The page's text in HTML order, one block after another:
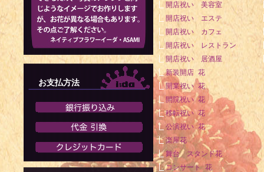
開店祝い 美容室
開店祝い エステ
開店祝い カフェ
開店祝い レストラン
開店祝い 居酒屋
新装開店 花
開業祝い 花
開院祝い 花
移転祝い 花
公演祝い 花
楽屋花
舞台 スタンド花
コンサート 花
お支払方法